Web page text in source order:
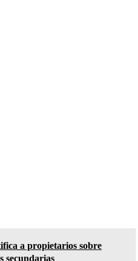
a propietarios sobre
secundarias